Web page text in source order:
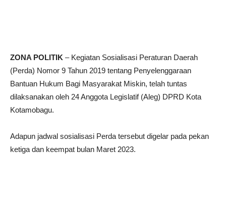
ZONA POLITIK – Kegiatan Sosialisasi Peraturan Daerah
(Perda) Nomor 9 Tahun 2019 tentang Penyelenggaraan
Bantuan Hukum Bagi Masyarakat Miskin, telah tuntas
dilaksanakan oleh 24 Anggota Legislatif (Aleg) DPRD Kota
Kotamobagu.
Adapun jadwal sosialisasi Perda tersebut digelar pada pekan
ketiga dan keempat bulan Maret 2023.